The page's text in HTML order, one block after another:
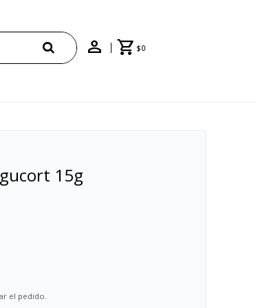
$0
15g
el pedido.